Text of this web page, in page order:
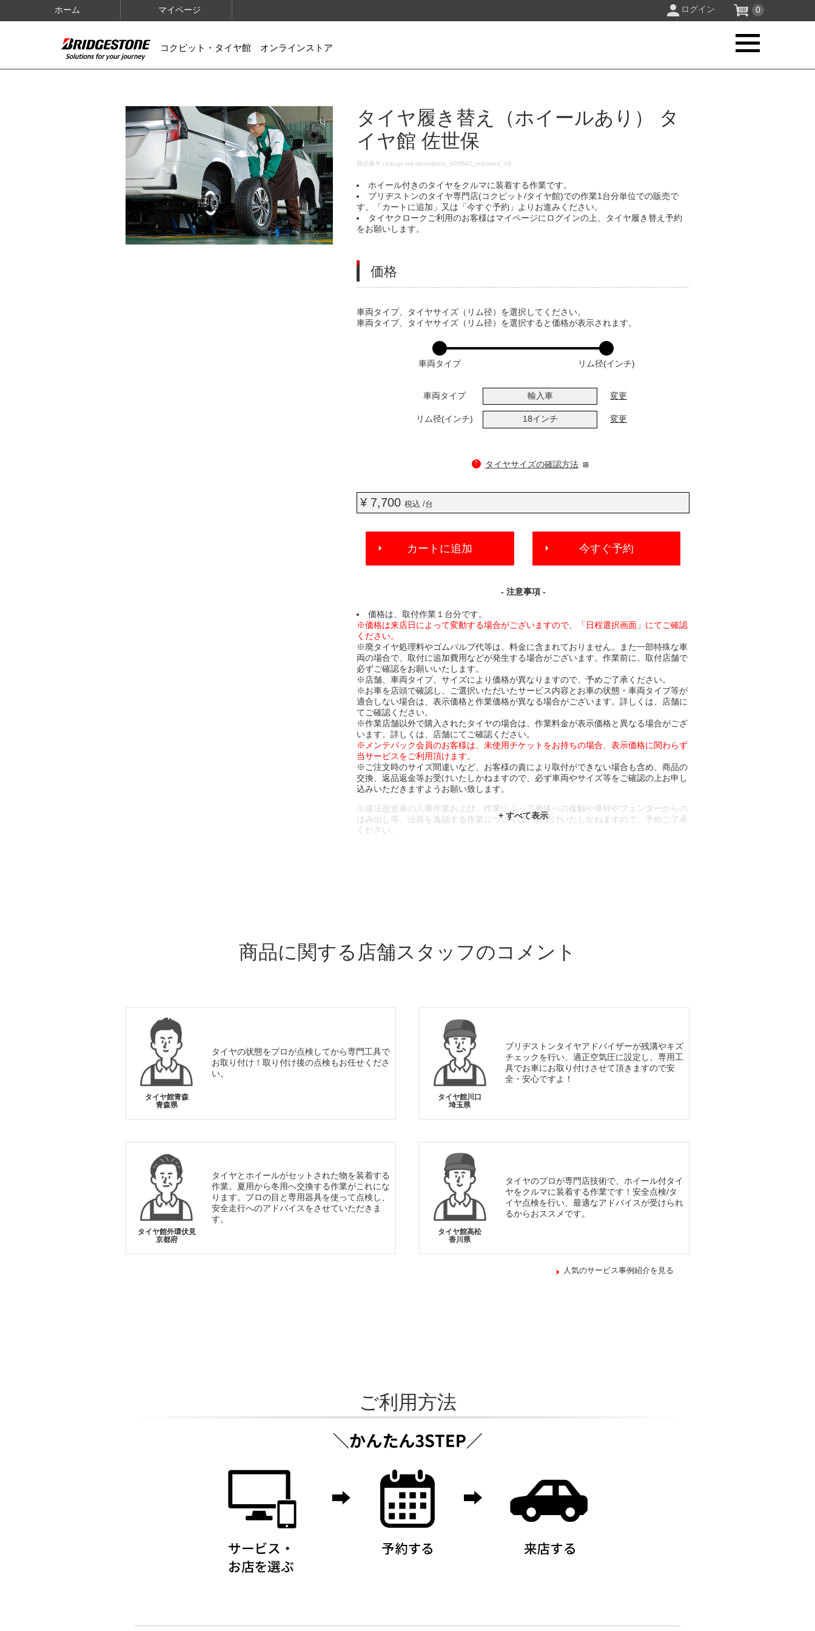
ホーム マイページ ログイン 0
コクピット・タイヤ館 オンラインストア
IMAGES
タイヤ履き替え（ホイールあり） タ
イヤ館 佐世保
DETAILS
商品番号change-tire-desorption_SP9542_imported_18
ホイール付きのタイヤをクルマに装着する作業です。
ブリヂストンのタイヤ専門店(コクピット/タイヤ館)での作業1台分単位での販売で
す。「カートに追加」又は「今すぐ予約」よりお進みください。
タイヤクロークご利用のお客様はマイページにログインの上、タイヤ履き替え予約
をお願いします。
価格
VARIATIONS
車両タイプ、タイヤサイズ（リム径）を選択してください。
車両タイプ、タイヤサイズ（リム径）を選択すると価格が表示されます。
車両タイプ リム径(インチ)
車両タイプ 輸入車 変更
リム径(インチ) 18インチ 変更
? タイヤサイズの確認方法
¥ 7,700税込 /台
ADD
CART
カートに追加 今すぐ予約
- 注意事項 -
価格は、取付作業１台分です。
※価格は来店日によって変動する場合がございますので、「日程選択画面」にてご確認
ください。
※廃タイヤ処理料やゴムバルブ代等は、料金に含まれておりません。また一部特殊な車
両の場合で、取付に追加費用などが発生する場合がございます。作業前に、取付店舗で
必ずご確認をお願いいたします。
※店舗、車両タイプ、サイズにより価格が異なりますので、予めご了承ください。
※お車を店頭で確認し、ご選択いただいたサービス内容とお車の状態・車両タイプ等が
適合しない場合は、表示価格と作業価格が異なる場合がございます。詳しくは、店舗に
てご確認ください。
※作業店舗以外で購入されたタイヤの場合は、作業料金が表示価格と異なる場合がござ
います。詳しくは、店舗にてご確認ください。
※メンテパック会員のお客様は、未使用チケットをお持ちの場合、表示価格に関わらず
当サービスをご利用頂けます。
※ご注文時のサイズ間違いなど、お客様の責により取付ができない場合も含め、商品の
交換、返品返金等お受けいたしかねますので、必ず車両やサイズ等をご確認の上お申し
込みいただきますようお願い致します。
※違法改造車の入庫作業および、作業によって車体への接触や車枠やフェンダーからの
はみ出し等、法規を逸脱する作業については、お受けいたしかねますので、予めご了承
ください。
商品に関する店舗スタッフのコメント
タイヤ館青森
青森県
タイヤの状態をプロが点検してから専門工具で
お取り付け！取り付け後の点検もお任せくださ
い。
タイヤ館川口
埼玉県
ブリヂストンタイヤアドバイザーが残溝やキズ
チェックを行い、適正空気圧に設定し、専用工
具でお車にお取り付けさせて頂きますので安
全・安心ですよ！
タイヤ館外環伏見
京都府
タイヤとホイールがセットされた物を装着する
作業。夏用から冬用へ交換する作業がこれにな
ります。プロの目と専用器具を使って点検し、
安全走行へのアドバイスをさせていただきま
す。
タイヤ館高松
香川県
タイヤのプロが専門店技術で、ホイール付タイ
ヤをクルマに装着する作業です！安全点検/タ
イヤ点検を行い、最適なアドバイスが受けられ
るからおススメです。
人気のサービス事例紹介を見る
ご利用方法